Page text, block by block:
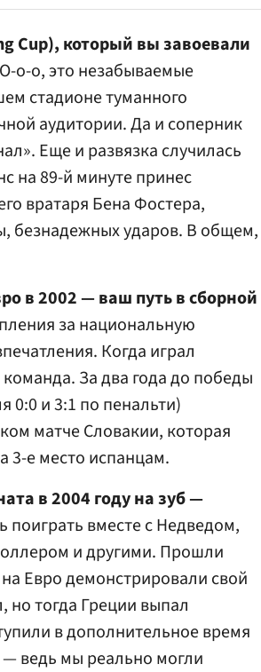
Cup), который вы завоевали
о-о, это незабываемые
стадионе туманного
аудитории. Да и соперник
Еще и развязка случилась
на 89-й минуте принес
вратаря Бена Фостера,
безнадежных ударов. В общем,
в 2002 — ваш путь в сборной
за национальную
Когда играл
За два года до победы
0:0 и 3:1 по пенальти)
матче Словакии, которая
3-е место испанцам.
в 2004 году на зуб —
вместе с Недведом,
и другими. Прошли
Евро демонстрировали свой
тогда Греции выпал
в дополнительное время
ведь мы реально могли